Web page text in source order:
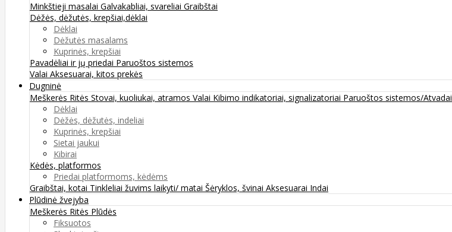
Minkštieji masalai Galvakabliai, svareliai Graibštai
Dėžės, dėžutės, krepšiai,dėklai
Dėklai
Dėžutės masalams
Kuprinės, krepšiai
Pavadėliai ir jų priedai Paruoštos sistemos
Valai Aksesuarai, kitos prekės
Dugninė
Meškerės Ritės Stovai, kuoliukai, atramos Valai Kibimo indikatoriai, signalizatoriai Paruoštos sistemos/Atvadai
Dėklai
Dėžės, dėžutės, indeliai
Kuprinės, krepšiai
Sietai jaukui
Kibirai
Kėdės, platformos
Priedai platformoms, kėdėms
Graibštai, kotai Tinkleliai žuvims laikyti/ matai Šėryklos, švinai Aksesuarai Indai
Plūdinė žvejyba
Meškerės Ritės Plūdės
Fiksuotos